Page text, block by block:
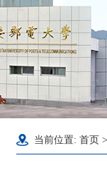
当前位置: 首页